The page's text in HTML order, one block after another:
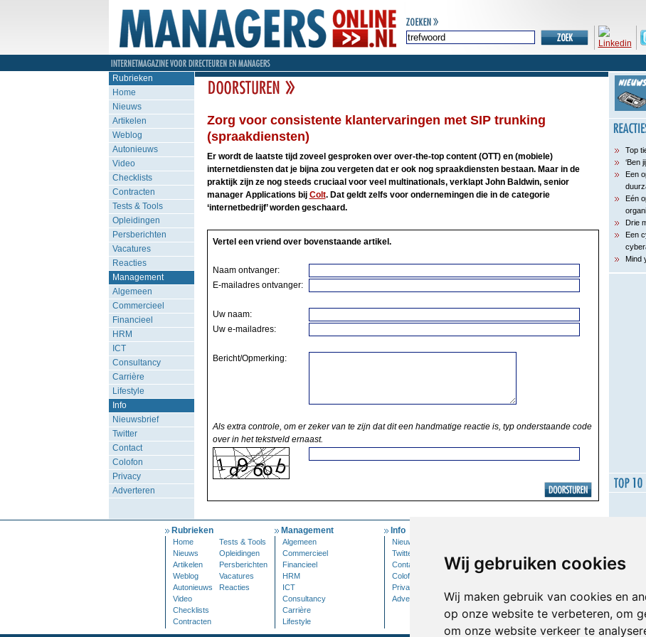
Wij gebruiken cookies
Wij maken gebruik van cookies en
op onze website te verbeteren, om
om onze website verkeer te
Rubrieken
Home
Nieuws
Artikelen
Weblog
Autonieuws
Video
Checklists
Contracten
Tests & Tools
Opleidingen
Persberichten
Vacatures
Reacties
Management
Algemeen
Commercieel
Financieel
HRM
ICT
Consultancy
Carrière
Lifestyle
Info
Nieuwsbrief
Twitter
Contact
Colofon
Privacy
Adverteren
Zorg voor consistente klantervaringen met SIP trunking
(spraakdiensten)
Er wordt de laatste tijd zoveel gesproken over over-the-top content (OTT) en (mobiele)
internetdiensten dat je bijna zou vergeten dat er ook nog spraakdiensten bestaan. Maar in de
praktijk zijn ze nog steeds cruciaal voor veel multinationals, verklapt John Baldwin, senior
manager Applications bij Colt. Dat geldt zelfs voor ondernemingen die in de categorie
‘internetbedrijf’ worden geschaard.
Vertel een vriend over bovenstaande artikel.
Naam ontvanger:
E-mailadres ontvanger:
Uw naam:
Uw e-mailadres:
Bericht/Opmerking:
Als extra controle, om er zeker van te zijn dat dit een handmatige reactie is, typ onderstaande code
over in het tekstveld ernaast.
Top
‘Ben
Een
Eén
Drie
Een
Mind
Rubrieken
Home
Tests & Tools
Nieuws
Opleidingen
Artikelen
Persberichten
Weblog
Vacatures
Autonieuws
Reacties
Video
Checklists
Contracten
Management
Algemeen
Commercieel
Financieel
HRM
ICT
Consultancy
Carrière
Lifestyle
Info
Nieuwsbrief
Twitter
Contact
Colofon
Privacy
Adverteren